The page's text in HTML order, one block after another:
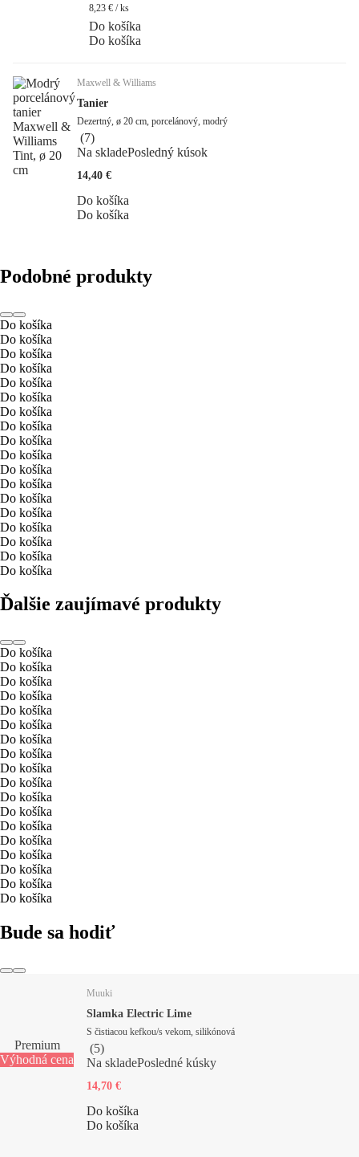
8,23 € / ks
Do košíka
Do košíka
Maxwell & Williams
Tanier
Dezertný, ø 20 cm, porcelánový, modrý
(7)
Na skladePosledný kúsok
14,40 €
Do košíka
Do košíka
Podobné produkty
Do košíka
Do košíka
Do košíka
Do košíka
Do košíka
Do košíka
Do košíka
Do košíka
Do košíka
Do košíka
Do košíka
Do košíka
Do košíka
Do košíka
Do košíka
Do košíka
Do košíka
Do košíka
Ďalšie zaujímavé produkty
Do košíka
Do košíka
Do košíka
Do košíka
Do košíka
Do košíka
Do košíka
Do košíka
Do košíka
Do košíka
Do košíka
Do košíka
Do košíka
Do košíka
Do košíka
Do košíka
Do košíka
Do košíka
Bude sa hodiť
Premium
Výhodná cena
Muuki
Slamka Electric Lime
S čistiacou kefkou/s vekom, silikónová
(5)
Na skladePosledné kúsky
14,70 €
Do košíka
Do košíka